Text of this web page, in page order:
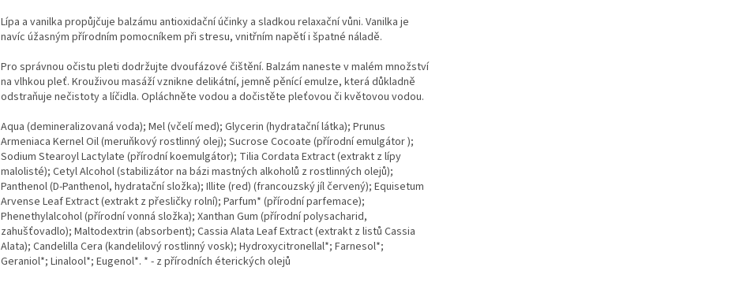
Lípa a vanilka propůjčuje balzámu antioxidační účinky a sladkou relaxační vůni. Vanilka je
navíc úžasným přírodním pomocníkem při stresu, vnitřním napětí i špatné náladě.
Pro správnou očistu pleti dodržujte dvoufázové čištění. Balzám naneste v malém množství
na vlhkou pleť. Krouživou masáží vznikne delikátní, jemně pěnící emulze, která důkladně
odstraňuje nečistoty a líčidla. Opláchněte vodou a dočistěte pleťovou či květovou vodou.
Aqua (demineralizovaná voda); Mel (včelí med); Glycerin (hydratační látka); Prunus
Armeniaca Kernel Oil (meruňkový rostlinný olej); Sucrose Cocoate (přírodní emulgátor );
Sodium Stearoyl Lactylate (přírodní koemulgátor); Tilia Cordata Extract (extrakt z lípy
malolisté); Cetyl Alcohol (stabilizátor na bázi mastných alkoholů z rostlinných olejů);
Panthenol (D-Panthenol, hydratační složka); Illite (red) (francouzský jíl červený); Equisetum
Arvense Leaf Extract (extrakt z přesličky rolní); Parfum* (přírodní parfemace);
Phenethylalcohol (přírodní vonná složka); Xanthan Gum (přírodní polysacharid,
zahušťovadlo); Maltodextrin (absorbent); Cassia Alata Leaf Extract (extrakt z listů Cassia
Alata); Candelilla Cera (kandelilový rostlinný vosk); Hydroxycitronellal*; Farnesol*;
Geraniol*; Linalool*; Eugenol*. * - z přírodních éterických olejů